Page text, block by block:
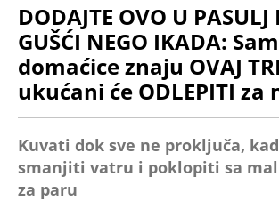
DODAJTE OVO U PASULJ
GUŠĆI NEGO IKADA:
domaćice znaju OVAJ
ukućani će ODLEPITI za
Kuvati dok sve ne proključa,
smanjiti vatru i poklopiti sa
za paru